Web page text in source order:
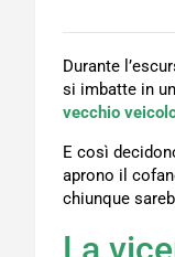
Durante
si imbatte in
vecchio
E così
aprono il
chiunque